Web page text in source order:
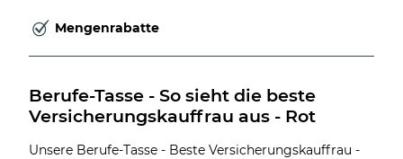
Mengenrabatte
Berufe-Tasse - So sieht die beste
Versicherungskauffrau aus - Rot
Unsere Berufe-Tasse - Beste Versicherungskauffrau -